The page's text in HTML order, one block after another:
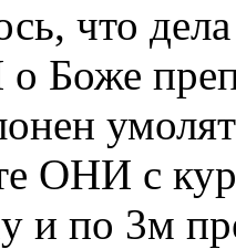
что
о Боже
ОНИ с
и по 3м